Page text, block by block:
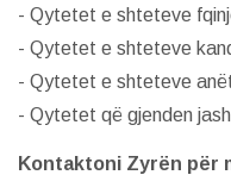
- Qytetet e shteteve
- Qytetet e shteteve
- Qytetet e shteteve
- Qytetet që gjenden
Kontaktoni Zyrën për